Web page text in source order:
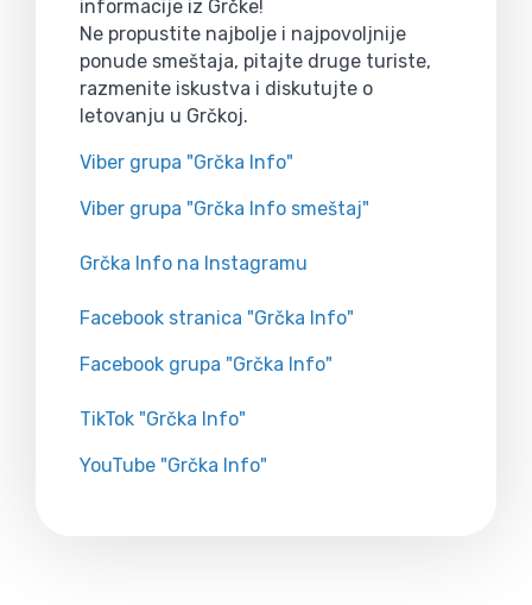
informacije iz Grčke!
Ne propustite najbolje i najpovoljnije
ponude smeštaja, pitajte druge turiste,
razmenite iskustva i diskutujte o
letovanju u Grčkoj.
Viber grupa "Grčka Info"
Viber grupa "Grčka Info smeštaj"
Grčka Info na Instagramu
Facebook stranica "Grčka Info"
Facebook grupa "Grčka Info"
TikTok "Grčka Info"
YouTube "Grčka Info"